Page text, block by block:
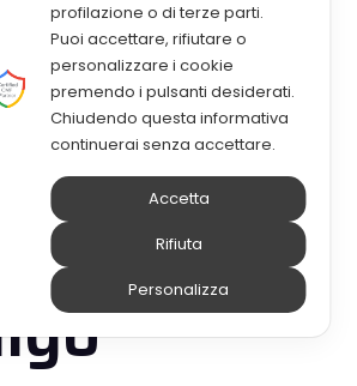
Elettronica Carburanti
Gennaio 2019
al 1°
2019
profilazione o di terze parti.
Puoi accettare, rifiutare o
personalizzare i cookie
premendo i pulsanti desiderati.
Chiudendo questa informativa
continuerai senza accettare.
Accetta
Rifiuta
Personalizza